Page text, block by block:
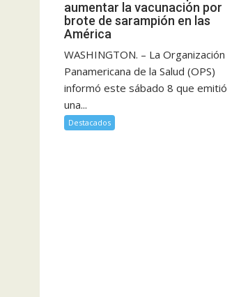
aumentar la vacunación por
brote de sarampión en las
América
WASHINGTON. – La Organización
Panamericana de la Salud (OPS)
informó este sábado 8 que emitió
una...
Destacados